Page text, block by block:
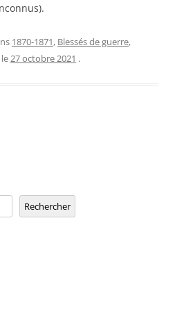
1870-1871, Blessés de guerre,
le27 octobre 2021 .
Rechercher